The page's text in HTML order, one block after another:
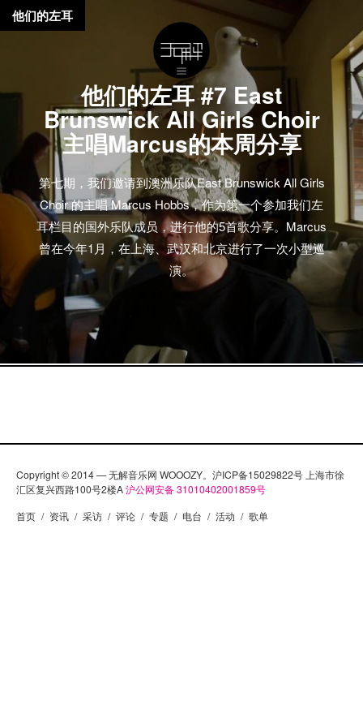
他们的左耳 #7 East
Brunswick All Girls Choir
主唱Marcus的本周分享
第七期，我们邀请到澳洲乐队East Brunswick All Girls
Choir 的主唱 Marcus Hobbs，作为第一个参加我们左
耳栏目的国外乐队成员，进行他的5首歌分享。Marcus
曾在今年1月，在上海、武汉和北京进行了一次小型巡
演。
他们的左耳
Copyright © 2014 — 无解音乐网 WOOOZY。沪ICP备15029822号 上海市徐
汇区复兴西路100号2楼A沪公网安备 31010402001859号
首页 / 资讯 / 采访 / 评论 / 专题 / 电台 / 活动 / 歌单